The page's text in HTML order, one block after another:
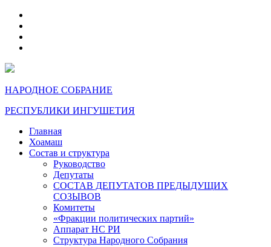
НАРОДНОЕ СОБРАНИЕ
РЕСПУБЛИКИ ИНГУШЕТИЯ
Главная
Хоамаш
Состав и структура
Руководство
Депутаты
СОСТАВ ДЕПУТАТОВ ПРЕДЫДУЩИХ
СОЗЫВОВ
Комитеты
«Фракции политических партий»
Аппарат НС РИ
Структура Народного Собрания